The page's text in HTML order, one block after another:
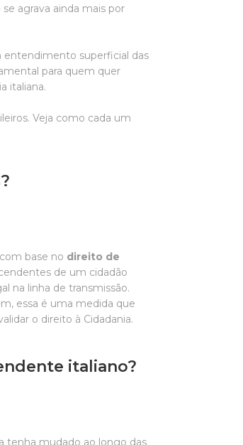
agrava ainda mais por
entendimento superficial das
para quem quer
italiana.
Veja como cada um
base no direito de
de um cidadão
na linha de transmissão.
essa é uma medida que
o direito à Cidadania.
italiano?
tenha mudado ao longo das